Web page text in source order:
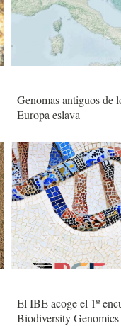
Genomas antiguos de
Europa eslava
El IBE acoge el 1º
Biodiversity